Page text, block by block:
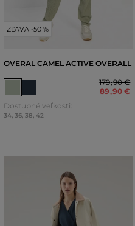
ZĽAVA -50 %
OVERAL CAMEL ACTIVE OVERALL
179,90 €
89,90 €
Dostupné veľkosti:
34, 36, 38, 42